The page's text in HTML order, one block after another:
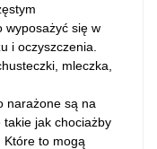
wyposażyć się w
i oczyszczenia.
mleczka,
narażone są na
jak chociażby
Które to mogą